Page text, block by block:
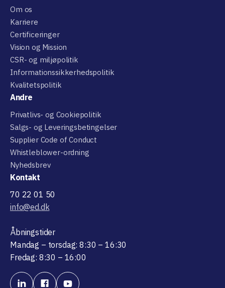
Om os
Karriere
Certificeringer
Vision og Mission
CSR- og miljøpolitik
Informationssikkerhedspolitik
Kvalitetspolitik
Andre
Privatlivs- og Cookiepolitik
Salgs- og Leveringsbetingelser
Supplier Code of Conduct
Whistleblower-ordning
Nyhedsbrev
Kontakt
70 22 01 50
info@ed.dk
Åbningstider
Mandag – torsdag: 8:30 – 16:30
Fredag: 8:30 – 16:00